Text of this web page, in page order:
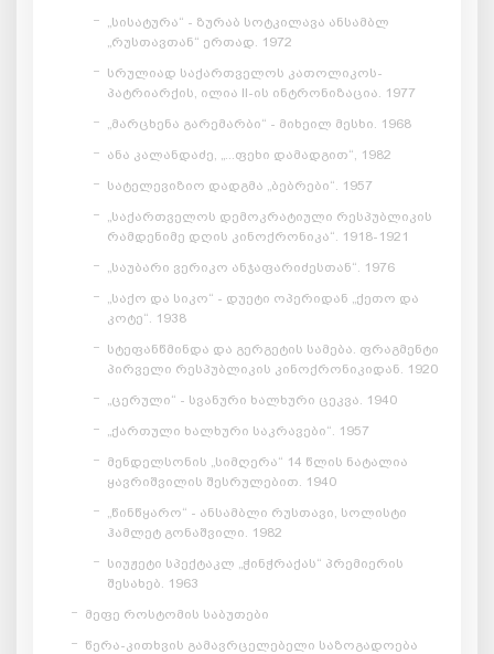
„სისატურა“ - ზურაბ სოტკილავა ანსამბლ
„რუსთავთან“ ერთად. 1972
სრულიად საქართველოს კათოლიკოს-
პატრიარქის, ილია II-ის ინტრონიზაცია. 1977
„მარცხენა გარემარბი“ - მიხეილ მესხი. 1968
ანა კალანდაძე, „...ფეხი დამადგით“, 1982
სატელევიზიო დადგმა „ბებრები“. 1957
„საქართველოს დემოკრატიული რესპუბლიკის
რამდენიმე დღის კინოქრონიკა“. 1918-1921
„საუბარი ვერიკო ანჯაფარიძესთან“. 1976
„საქო და სიკო“ - დუეტი ოპერიდან „ქეთო და
კოტე“. 1938
სტეფანწმინდა და გერგეტის სამება. ფრაგმენტი
პირველი რესპუბლიკის კინოქრონიკიდან. 1920
„ცერული“ - სვანური ხალხური ცეკვა. 1940
„ქართული ხალხური საკრავები“. 1957
მენდელსონის „სიმღერა“ 14 წლის ნატალია
ყავრიშვილის შესრულებით. 1940
„წინწყარო“ - ანსამბლი რუსთავი, სოლისტი
ჰამლეტ გონაშვილი. 1982
სიუჟეტი სპექტაკლ „ჭინჭრაქას“ პრემიერის
შესახებ. 1963
მეფე როსტომის საბუთები
წერა-კითხვის გამავრცელებელი საზოგადოება